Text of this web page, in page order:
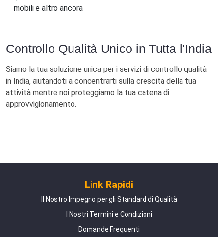
mobili e altro ancora
Controllo Qualità Unico in Tutta l'India
Siamo la tua soluzione unica per i servizi di controllo qualità
in India, aiutandoti a concentrarti sulla crescita della tua
attività mentre noi proteggiamo la tua catena di
approvvigionamento.
Link Rapidi
Il Nostro Impegno per gli Standard di Qualità
I Nostri Termini e Condizioni
Domande Frequenti